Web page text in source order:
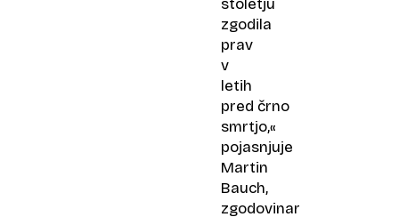
stoletju
zgodila
prav
v
letih
pred črno
smrtjo,«
pojasnjuje
Martin
Bauch,
zgodovinar